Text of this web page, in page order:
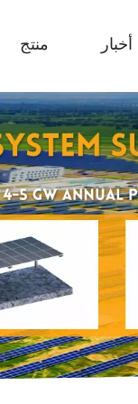
منتج أخبار